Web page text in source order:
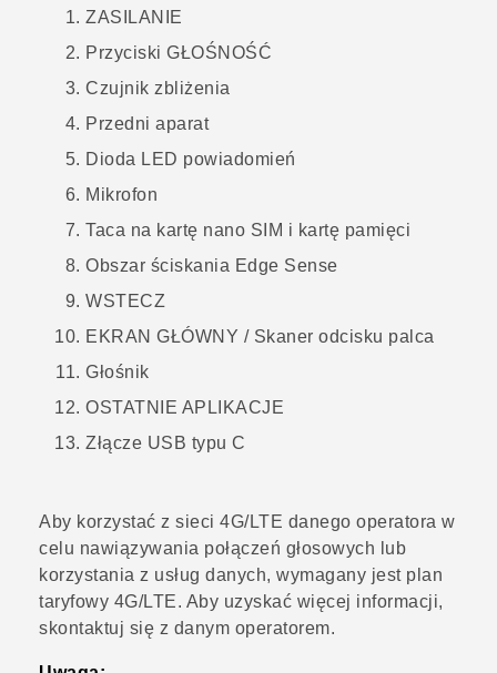
ZASILANIE
Przyciski GŁOŚNOŚĆ
Czujnik zbliżenia
Przedni aparat
Dioda LED powiadomień
Mikrofon
Taca na kartę nano SIM i kartę pamięci
Obszar ściskania Edge Sense
WSTECZ
EKRAN GŁÓWNY / Skaner odcisku palca
Głośnik
OSTATNIE APLIKACJE
Złącze USB typu C
Aby korzystać z sieci 4G/LTE danego operatora w
celu nawiązywania połączeń głosowych lub
korzystania z usług danych, wymagany jest plan
taryfowy 4G/LTE. Aby uzyskać więcej informacji,
skontaktuj się z danym operatorem.